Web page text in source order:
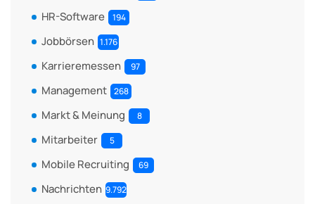
HR-Software 194
Jobbörsen 1.176
Karrieremessen 97
Management 268
Markt & Meinung 8
Mitarbeiter 5
Mobile Recruiting 69
Nachrichten 9.792